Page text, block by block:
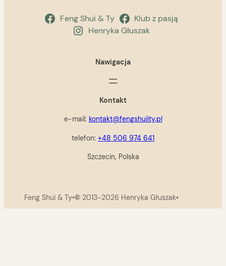
Feng Shui & Ty
Klub z pasją
Henryka Głuszak
Nawigacja
Kontakt
e-mail: kontakt@fengshuiity.pl
telefon: +48 506 974 641
Szczecin, Polska
Feng Shui & Ty•© 2013-2026 Henryka Głuszak•